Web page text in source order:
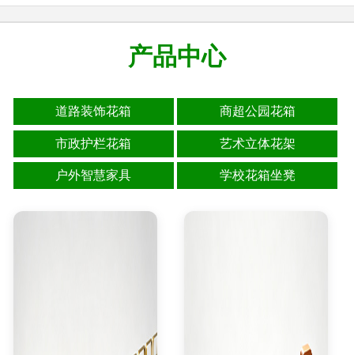
产品中心
道路装饰花箱 商超公园花箱
市政护栏花箱 艺术立体花架
户外智慧家具 学校花箱坐凳